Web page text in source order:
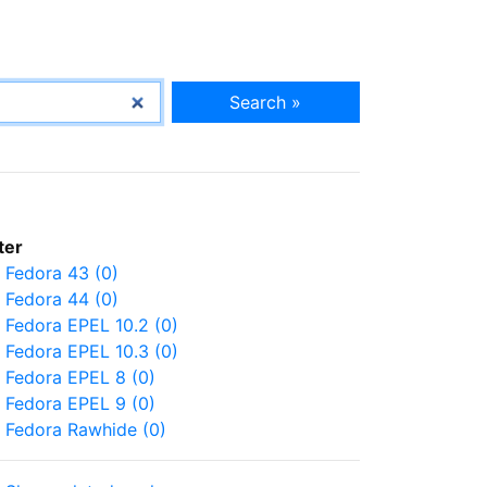
Search »
Fedora 43 (0)
Fedora 44 (0)
Fedora EPEL 10.2 (0)
Fedora EPEL 10.3 (0)
Fedora EPEL 8 (0)
Fedora EPEL 9 (0)
Fedora Rawhide (0)